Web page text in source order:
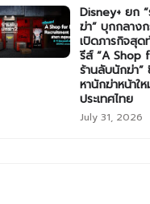
Disney+ ยก
ฆ่า” บุกกลาง
เปิดภารกิจสุด
รีส์ “A Shop
ร้านลับนักฆ่า
หานักฆ่าหน้าใ
ประเทศไทย
July 31, 2026